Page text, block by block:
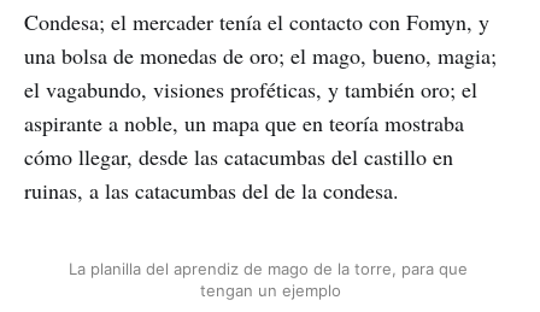
Condesa; el mercader tenía el contacto con Fomyn, y
una bolsa de monedas de oro; el mago, bueno, magia;
el vagabundo, visiones proféticas, y también oro; el
aspirante a noble, un mapa que en teoría mostraba
cómo llegar, desde las catacumbas del castillo en
ruinas, a las catacumbas del de la condesa.
La planilla del aprendiz de mago de la torre, para que
tengan un ejemplo